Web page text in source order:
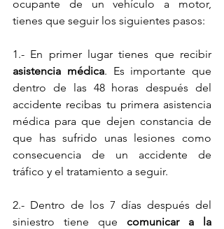
ocupante de un vehículo a motor,
tienes que seguir los siguientes pasos:
asistencia médica. Es importante que
dentro de las 48 horas después del
accidente recibas tu primera asistencia
médica para que dejen constancia de
que has sufrido unas lesiones como
consecuencia de un accidente de
tráfico y el tratamiento a seguir.
2.- Dentro de los 7 días después del
siniestro tiene que comunicar a la